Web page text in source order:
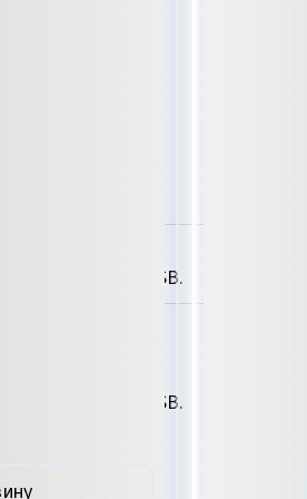
см, питание от USB.
см, питание от USB.